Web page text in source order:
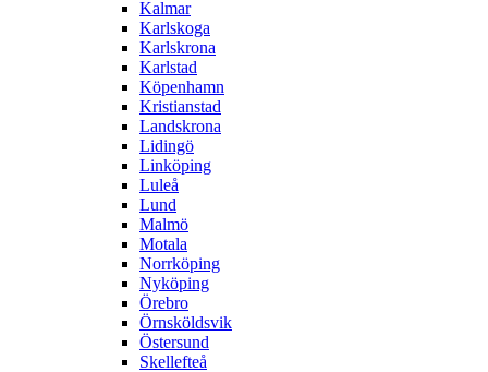
Kalmar
Karlskoga
Karlskrona
Karlstad
Köpenhamn
Kristianstad
Landskrona
Lidingö
Linköping
Luleå
Lund
Malmö
Motala
Norrköping
Nyköping
Örebro
Örnsköldsvik
Östersund
Skellefteå